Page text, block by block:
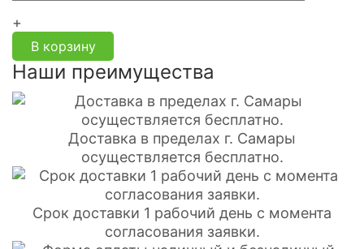
+
В корзину
Наши преимущества
Доставка в пределах г. Самары
осуществляется бесплатно.
Срок доставки 1 рабочий день с момента
согласования заявки.